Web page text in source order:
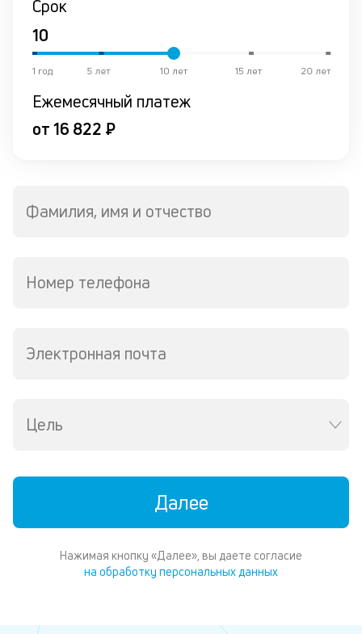
Срок
20 лет
15 лет
10 лет
5 лет
1 год
Ежемесячный платеж
от 16 822 ₽
Фамилия, имя и отчество
Номер телефона
Электронная почта
Цель
Далее
Нажимая кнопку «Далее», вы даете согласие
на обработку персональных данных